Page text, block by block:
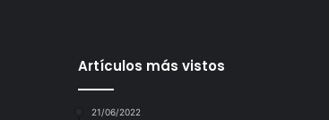
Artículos más vistos
21/06/2022